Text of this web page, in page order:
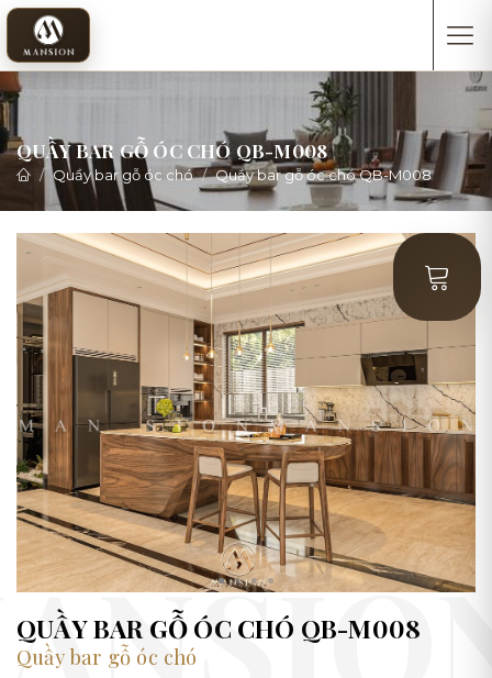
QUẦY BAR GỖ ÓC CHÓ QB-M008
Quầy bar gỗ óc chó Quầy bar gỗ óc chó QB-M008
QUẦY BAR GỖ ÓC CHÓ QB-M008
Quầy bar gỗ óc chó